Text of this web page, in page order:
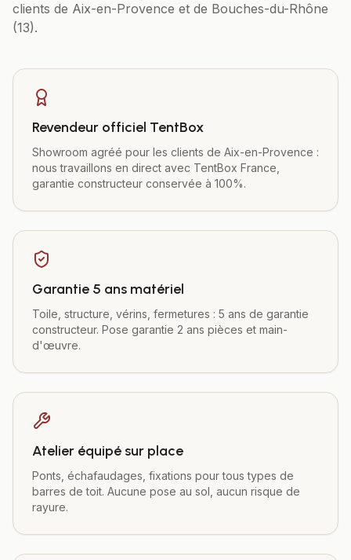
clients de Aix-en-Provence et de Bouches-du-Rhône
(13).
Revendeur officiel TentBox
Showroom agréé pour les clients de Aix-en-Provence :
nous travaillons en direct avec TentBox France,
garantie constructeur conservée à 100%.
Garantie 5 ans matériel
Toile, structure, vérins, fermetures : 5 ans de garantie
constructeur. Pose garantie 2 ans pièces et main-
d'œuvre.
Atelier équipé sur place
Ponts, échafaudages, fixations pour tous types de
barres de toit. Aucune pose au sol, aucun risque de
rayure.